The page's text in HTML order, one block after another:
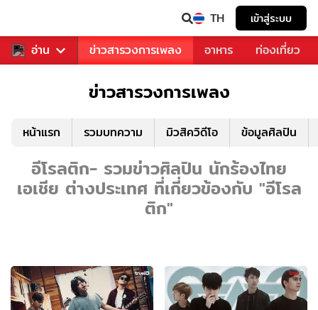
TH เข้าสู่ระบบ
อ่าน
ข่าวบันเทิง ข่าวสารวงการเพลง อาหาร ท่องเที่ยว
ข่าวสารวงการเพลง
หน้าแรก รวมบทความ มิวสิควิดีโอ ข้อมูลศิลปิน
อีโรลติก- รวมข่าวศิลปิน นักร้องไทย
เอเชีย ต่างประเทศ ที่เกี่ยวข้องกับ "อีโรล
ติก"